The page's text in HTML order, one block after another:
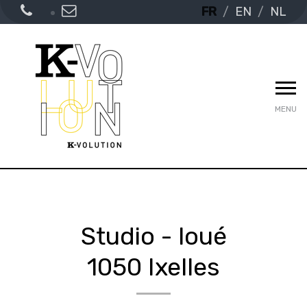
FR EN NL
MENU
Studio - loué
1050 Ixelles